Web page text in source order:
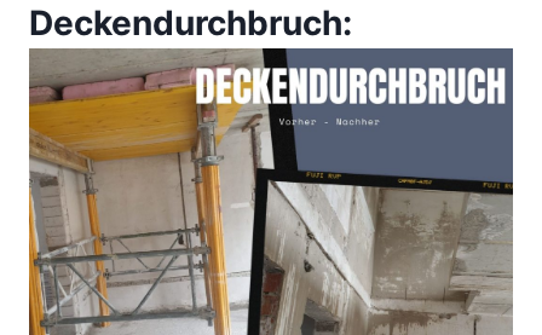
Deckendurchbruch: